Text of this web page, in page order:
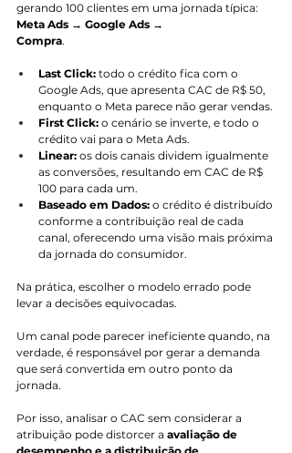
gerando 100 clientes em uma jornada típica:
Meta Ads → Google Ads →
Compra.
Last Click: todo o crédito fica com o
Google Ads, que apresenta CAC de R$ 50,
enquanto o Meta parece não gerar vendas.
First Click: o cenário se inverte, e todo o
crédito vai para o Meta Ads.
Linear: os dois canais dividem igualmente
as conversões, resultando em CAC de R$
100 para cada um.
Baseado em Dados: o crédito é distribuído
conforme a contribuição real de cada
canal, oferecendo uma visão mais próxima
da jornada do consumidor.
Na prática, escolher o modelo errado pode
levar a decisões equivocadas.
Um canal pode parecer ineficiente quando, na
verdade, é responsável por gerar a demanda
que será convertida em outro ponto da
jornada.
Por isso, analisar o CAC sem considerar a
atribuição pode distorcer a avaliação de